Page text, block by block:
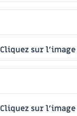
Cliquez sur
Cliquez sur